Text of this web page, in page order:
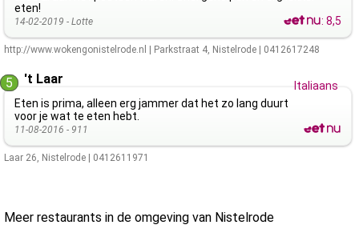
eten!
14-02-2019 - Lotte :8,5
http://www.wokengonistelrode.nl Parkstraat 4, Nistelrode 0412617248
5 't Laar
Italiaans
Eten is prima, alleen erg jammer dat het zo lang duurt
voor je wat te eten hebt.
11-08-2016 - 911
Laar 26, Nistelrode 0412611971
Meer restaurants in de omgeving van Nistelrode